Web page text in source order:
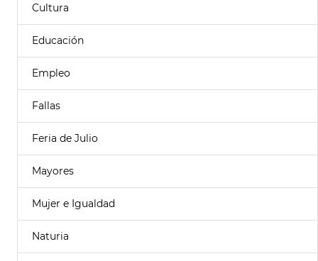
Cultura
Educación
Empleo
Fallas
Feria de Julio
Mayores
Mujer e Igualdad
Naturia